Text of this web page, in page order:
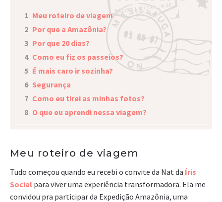
1 Meu roteiro de viagem
2 Por que a Amazônia?
3 Por que 20 dias?
4 Como eu fiz os passeios?
5 É mais caro ir sozinha?
6 Segurança
7 Como eu tirei as minhas fotos?
8 O que eu aprendi nessa viagem?
Meu roteiro de viagem
Tudo começou quando eu recebi o convite da Nat da Íris
Social para viver uma experiência transformadora. Ela me
convidou pra participar da Expedição Amazônia, uma